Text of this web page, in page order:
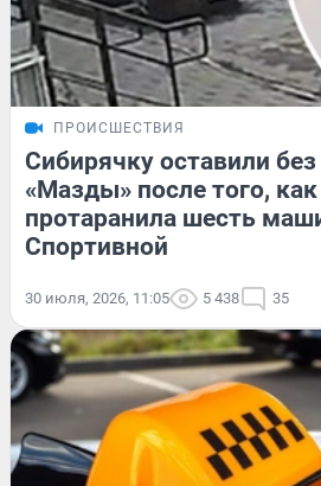
ПРОИСШЕСТВИЯ
Сибирячку оставили
«Мазды» после того,
протаранила шесть
Спортивной
30 июля, 2026, 11:05 5 438 35